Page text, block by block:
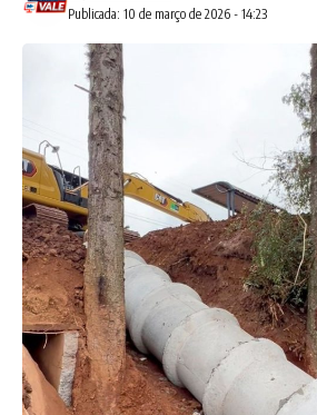
Publicada: 10 de março de 2026 - 14:23